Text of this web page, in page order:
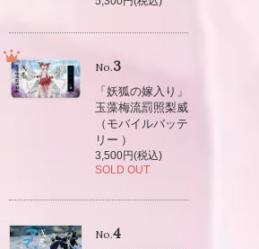
No.3
「妖狐の嫁入り」
玉藻梅流罰照梨威
（モバイルバッテ
リー ）
3,500円(税込)
SOLD OUT
No.4